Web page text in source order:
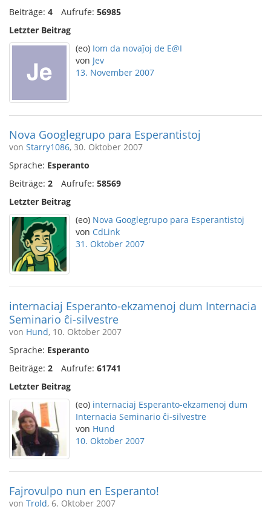
Beiträge: 4 Aufrufe: 56985
Letzter Beitrag
(eo) Iom da novaĵoj de E@I
von Jev
13. November 2007
Nova Googlegrupo para Esperantistoj
von Starry1086, 30. Oktober 2007
Sprache: Esperanto
Beiträge: 2 Aufrufe: 58569
Letzter Beitrag
(eo) Nova Googlegrupo para Esperantistoj
von CdLink
31. Oktober 2007
internaciaj Esperanto-ekzamenoj dum Internacia
Seminario ĉi-silvestre
von Hund, 10. Oktober 2007
Sprache: Esperanto
Beiträge: 2 Aufrufe: 61741
Letzter Beitrag
(eo) internaciaj Esperanto-ekzamenoj dum
Internacia Seminario ĉi-silvestre
von Hund
10. Oktober 2007
Fajrovulpo nun en Esperanto!
von Trold, 6. Oktober 2007